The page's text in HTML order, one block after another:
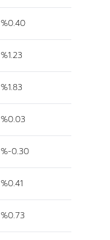
%0.40
%1.23
%1.83
%0.03
%-0.30
%0.41
%0.73